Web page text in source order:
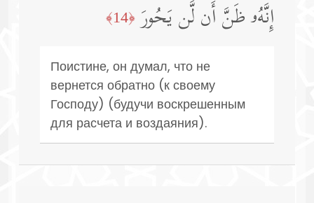
إِنَّهُۥ ظَنَّ أَن لَّن یَحُورَ ﴿14﴾
Поистине, он думал, что не
вернется обратно (к своему
Господу) (будучи воскрешенным
для расчета и воздаяния).